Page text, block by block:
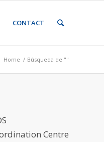
CONTACT
Home / Búsqueda de ""
Centre